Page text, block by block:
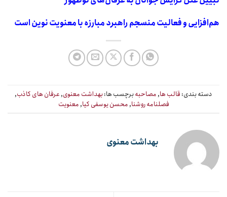
هم‌افزایی و فعالیت منسجم راهبرد مبارزه با معنویت نوین است
دسته بندی: قالب ها, مصاحبهبرچسب ها:بهداشت معنوی, عرفان های کاذب,
فصلنامه روشنا, محسن یوسفی کیا, معنویت
بهداشت معنوی